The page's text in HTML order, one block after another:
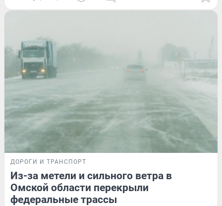
ДОРОГИ И ТРАНСПОРТ
Из-за метели и сильного ветра в
Омской области перекрыли
федеральные трассы